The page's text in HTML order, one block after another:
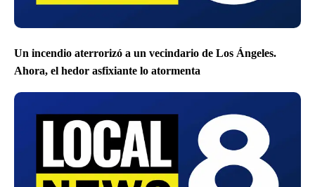
Un incendio aterrorizó a un vecindario de Los Ángeles.
Ahora, el hedor asfixiante lo atormenta